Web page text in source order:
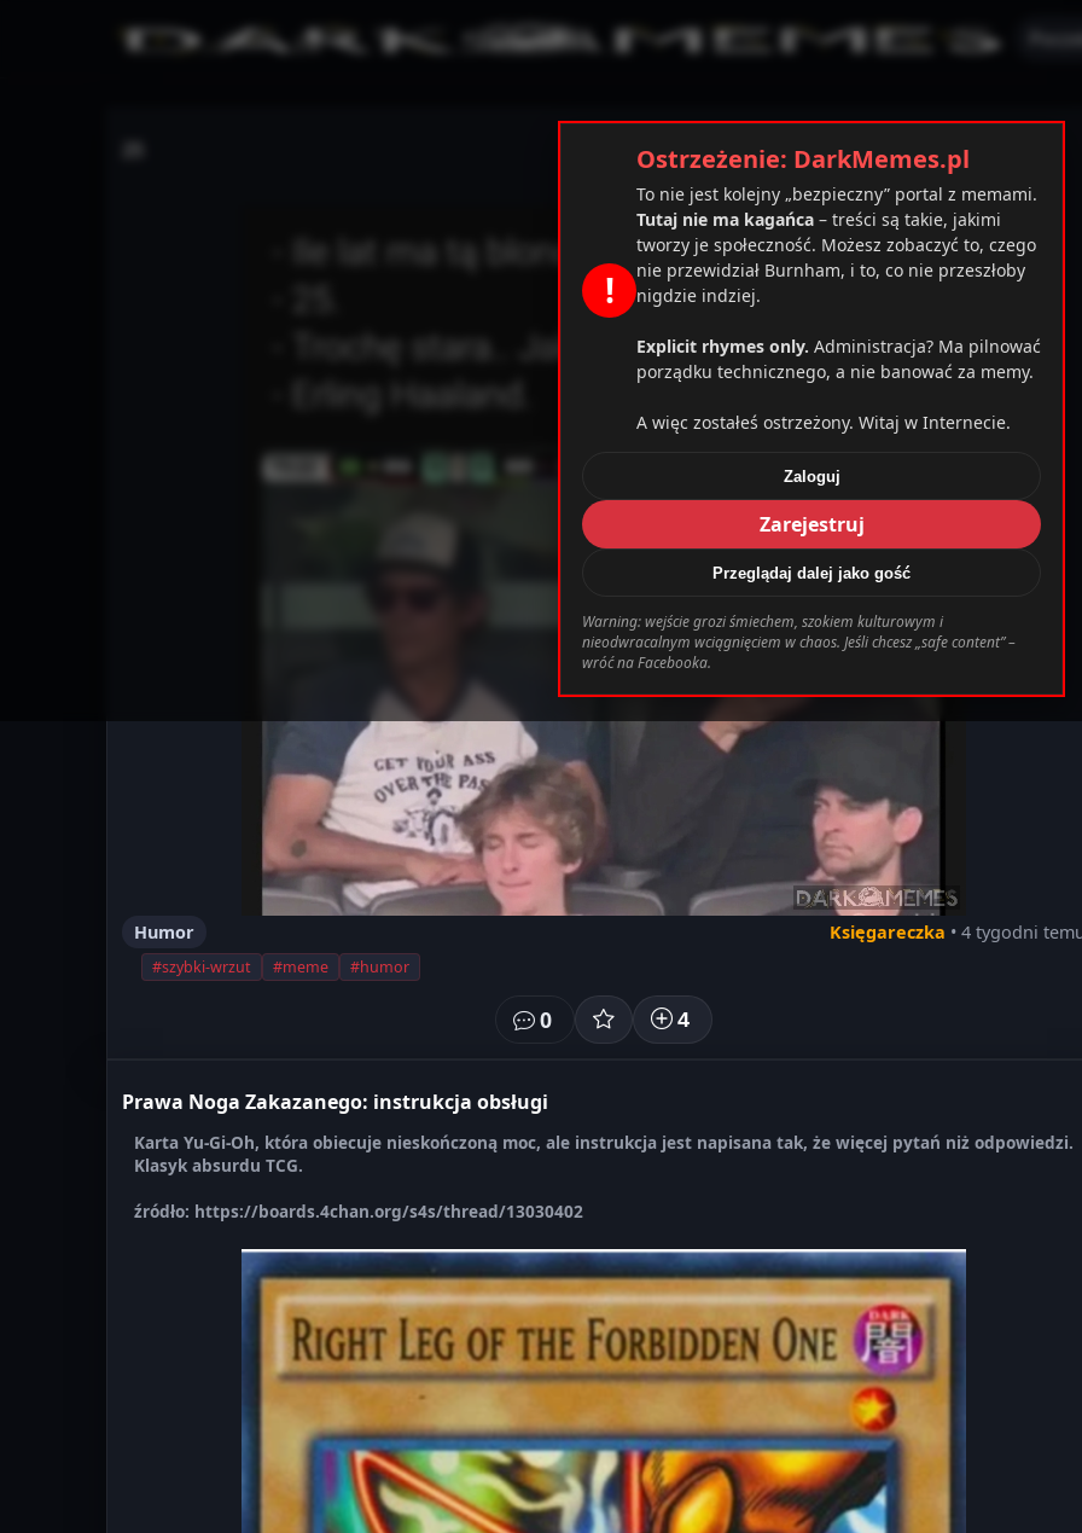
/www/wwwroot/darkmemes.pl/templates_c/
Humor Księgareczka • 4 tygodni
#szybki-wrzut #meme #humor
0 4
Prawa Noga Zakazanego: instrukcja obsługi
Karta Yu-Gi-Oh, która obiecuje nieskończoną moc, ale instrukcja jest napisana tak, że więcej pytań niż odpowiedzi.
Klasyk absurdu TCG.
źródło: https://boards.4chan.org/s4s/thread/13030402
!
Ostrzeżenie: DarkMemes.pl
To nie jest kolejny „bezpieczny” portal z memami.
Tutaj nie ma kagańca – treści są takie, jakimi
tworzy je społeczność. Możesz zobaczyć to, czego
nie przewidział Burnham, i to, co nie przeszłoby
nigdzie indziej.
Explicit rhymes only. Administracja? Ma pilnować
porządku technicznego, a nie banować za memy.
A więc zostałeś ostrzeżony. Witaj w Internecie.
Zaloguj
Zarejestruj
Przeglądaj dalej jako gość
Warning: wejście grozi śmiechem, szokiem kulturowym i
nieodwracalnym wciągnięciem w chaos. Jeśli chcesz „safe content” –
wróć na Facebooka.